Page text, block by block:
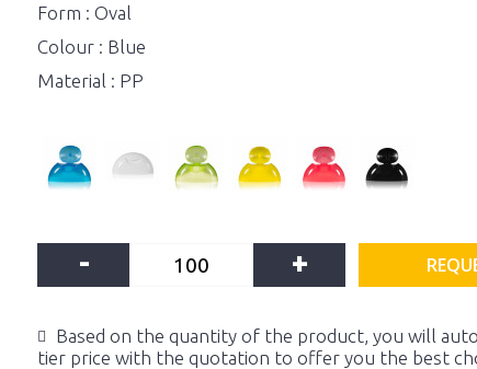
Form : Oval
Colour : Blue
Material : PP
- +
Based on the quantity of the product, you will
tier price with the quotation to offer you the best